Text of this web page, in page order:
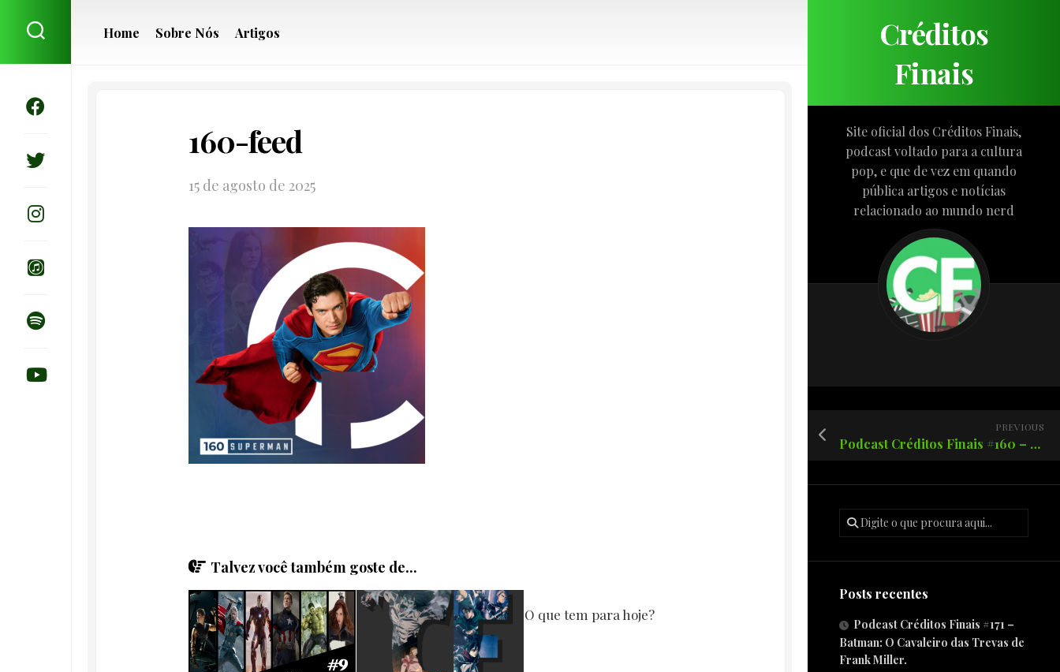
content
Créditos
Finais
Site oficial dos Créditos Finais,
podcast voltado para a cultura
pop, e que de vez em quando
pública artigos e notícias
relacionado ao mundo nerd
PREVIOUS
Podcast Créditos Finais #160 – Superman de James Gunn!
Posts recentes
Podcast Créditos Finais #171 –
Batman: O Cavaleiro das Trevas de
Frank Miller.
Home Sobre Nós Artigos
160-feed
15 de agosto de 2025
Talvez você também goste de...
O que tem para hoje?